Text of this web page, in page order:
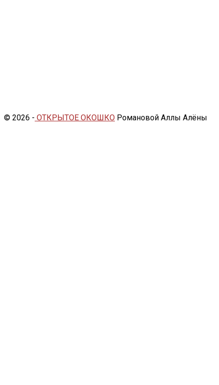
© 2026 - ОТКРЫТОЕ ОКОШКО Романовой Аллы Алёны